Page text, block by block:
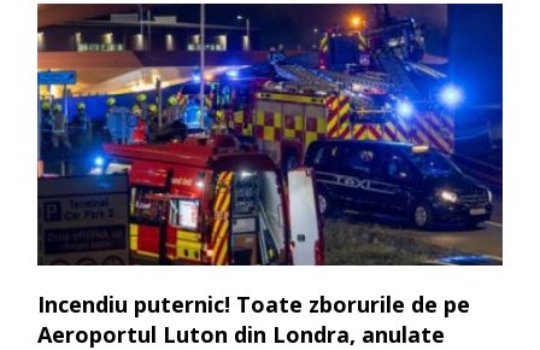
Incendiu puternic! Toate zborurile de pe
Aeroportul Luton din Londra, anulate